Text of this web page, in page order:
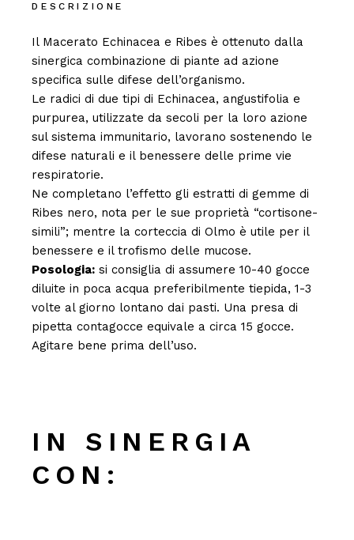
DESCRIZIONE
Il Macerato Echinacea e Ribes è ottenuto dalla
sinergica combinazione di piante ad azione
specifica sulle difese dell’organismo.
Le radici di due tipi di Echinacea, angustifolia e
purpurea, utilizzate da secoli per la loro azione
sul sistema immunitario, lavorano sostenendo le
difese naturali e il benessere delle prime vie
respiratorie.
Ne completano l’effetto gli estratti di gemme di
Ribes nero, nota per le sue proprietà “cortisone-
simili”; mentre la corteccia di Olmo è utile per il
benessere e il trofismo delle mucose.
Posologia: si consiglia di assumere 10-40 gocce
diluite in poca acqua preferibilmente tiepida, 1-3
volte al giorno lontano dai pasti. Una presa di
pipetta contagocce equivale a circa 15 gocce.
Agitare bene prima dell’uso.
IN SINERGIA
CON: